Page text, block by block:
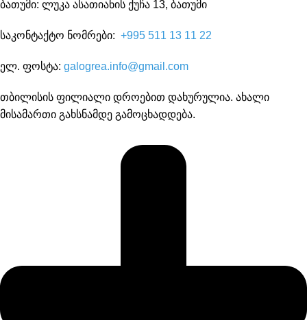
ბათუმი: ლუკა ასათიანის ქუჩა 13, ბათუმი
საკონტაქტო ნომრები: +995 511 13 11 22
ელ. ფოსტა: galogrea.info@gmail.com
თბილისის ფილიალი დროებით დახურულია. ახალი
მისამართი გახსნამდე გამოცხადდება.